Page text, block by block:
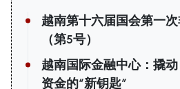
越南第十六届国会第一
（第5号）
越南国际金融中心：撬
资金的“新钥匙”